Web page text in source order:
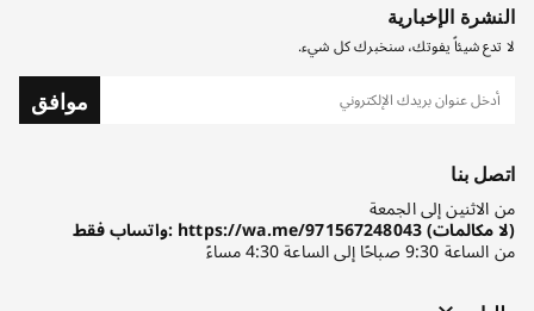
النشرة الإخبارية
لا تدع شيئاً يفوتك، سنخبرك كل شيء.
موافق
اتصل بنا
من الاثنين إلى الجمعة
واتساب فقط: https://wa.me/971567248043 (لا مكالمات)
من الساعة 9:30 صباحًا إلى الساعة 4:30 مساءً